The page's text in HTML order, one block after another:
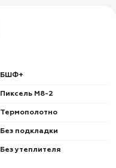
БШФ+
Пиксель М8-2
Термополотно
Без подкладки
Без утеплителя